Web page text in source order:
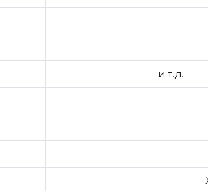
и т.д.